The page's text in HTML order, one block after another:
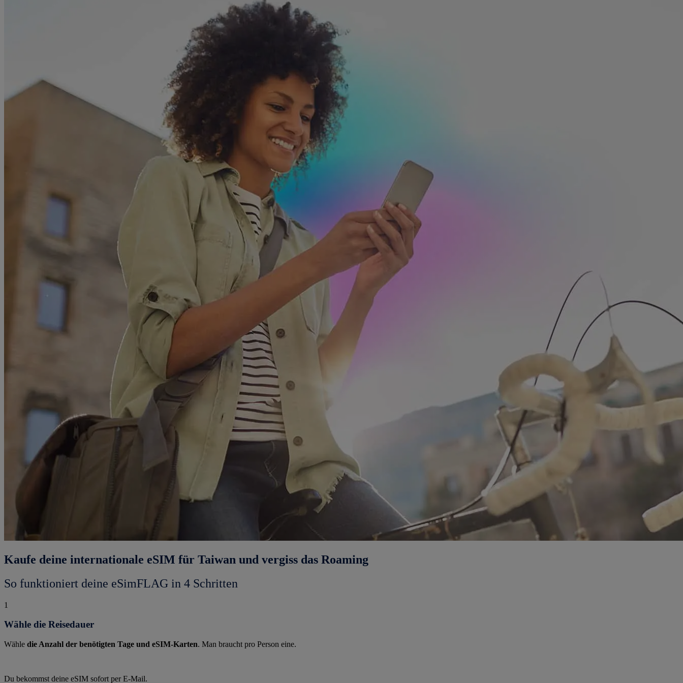
Kaufe deine internationale eSIM für Taiwan und vergiss das Roaming
So funktioniert deine eSimFLAG in 4 Schritten
1
Wähle die Reisedauer
Wähle die Anzahl der benötigten Tage und eSIM-Karten. Man braucht pro Person eine.
Du bekommst deine eSIM sofort per E-Mail.